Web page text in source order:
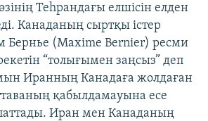
Теһрандағы елшісін елден
Канаданың сыртқы істер
Бернье (Maxime Bernier) ресми
“толығымен заңсыз” деп
Иранның Канадаға жолдаған
қабылдамауына есе
Иран мен Канаданың